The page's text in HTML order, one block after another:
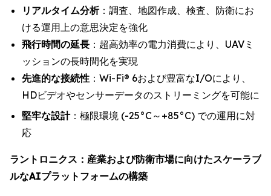
リアルタイム分析：調査、地図作成、検査、防衛にお
ける運用上の意思決定を強化
飛行時間の延長 ：超高効率の電力消費により、UAVミ
ッションの長時間化を実現
先進的な接続性 ：Wi-Fi® 6および豊富なI/Oにより、
HDビデオやセンサーデータのストリーミングを可能に
堅牢な設計：極限環境 (-25°C～+85°C) での運用に対
応
ラントロニクス：産業および防衛市場に向けたスケーラブ
ルなAIプラットフォームの構築